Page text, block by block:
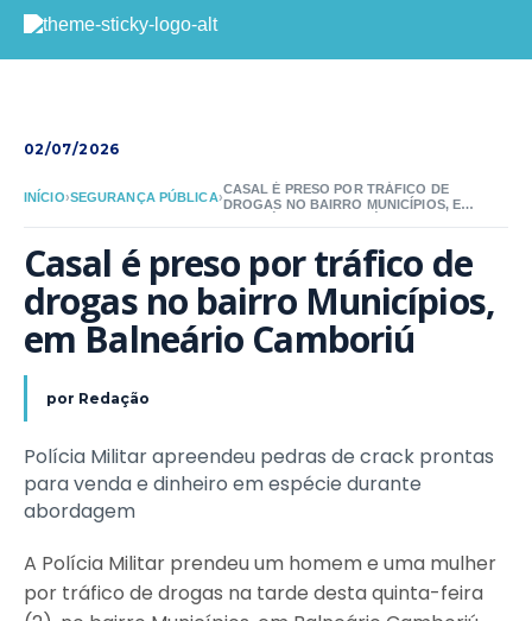
02/07/2026
INÍCIO›SEGURANÇA PÚBLICA›
CASAL É PRESO POR TRÁFICO DE
DROGAS NO BAIRRO MUNICÍPIOS, EM
Casal é preso por tráfico de
drogas no bairro Municípios,
em Balneário Camboriú
por Redação
Polícia Militar apreendeu pedras de crack prontas
para venda e dinheiro em espécie durante
abordagem
A Polícia Militar prendeu um homem e uma mulher
por tráfico de drogas na tarde desta quinta-feira